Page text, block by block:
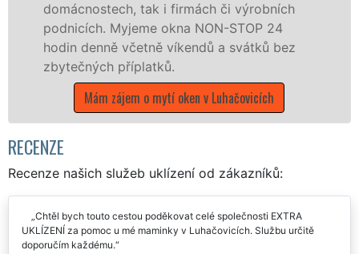
tak i firmách či výrobních
Myjeme okna NON-STOP 24
včetně víkendů a svátků bez
příplatků.
zájem o mytí oken v Luhačovicích
dřevěná
okrese
Mám
RECENZE
Recenze našich služeb uklízení od zákazníků: